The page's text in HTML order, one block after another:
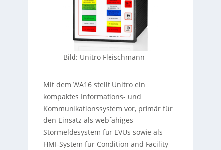
Bild: Unitro Fleischmann
Mit dem WA16 stellt Unitro ein
kompaktes Informations- und
Kommunikationssystem vor, primär für
den Einsatz als webfähiges
Störmeldesystem für EVUs sowie als
HMI-System für Condition and Facility